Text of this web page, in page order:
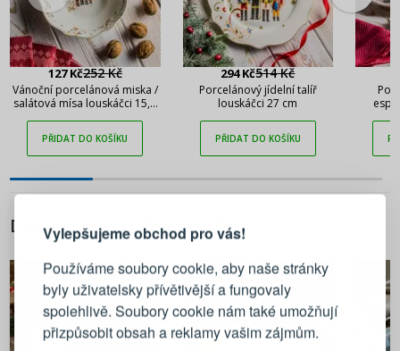
Vylepšujeme obchod pro vás!
Používáme soubory cookie, aby naše stránky
byly uživatelsky přívětivější a fungovaly
spolehlivě. Soubory cookie nám také umožňují
přizpůsobit obsah a reklamy vašim zájmům.
127 Kč252 Kč
Vánoční porcelánová miska /
salátová mísa louskáčci 15,5
PŘIDAT DO KOŠÍKU
294 Kč514 Kč
Porcelánový jídelní talíř
louskáčci 27 cm
PŘIDAT DO KOŠÍKU
DALŠÍ Z TÉTO KATEGORIE
PŘIHLÁŠENÍ REGISTRACE
Přihlaste se ke svému účtu
Emailová adresa